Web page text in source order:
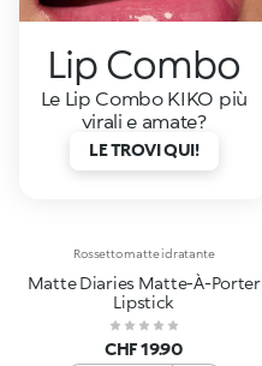
Lip Combo
Le Lip Combo KIKO più
virali e amate?
LE TROVI QUI!
Rossetto matte idratante
Matte Diaries Matte-À-Porter
Lipstick
CHF 19.90